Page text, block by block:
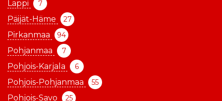
Lappi 7
Päijät-Häme 27
Pirkanmaa 94
Pohjanmaa 7
Pohjois-Karjala 6
Pohjois-Pohjanmaa 55
Pohjois-Savo 25